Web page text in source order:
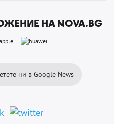
НА NOVA.BG
ни в Google News